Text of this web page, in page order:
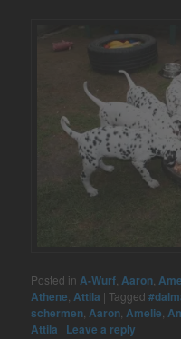
Posted in A-Wurf Aaron
Athene Attila |Tagged
schermen Aaron Amelie
Attila | Leave a reply